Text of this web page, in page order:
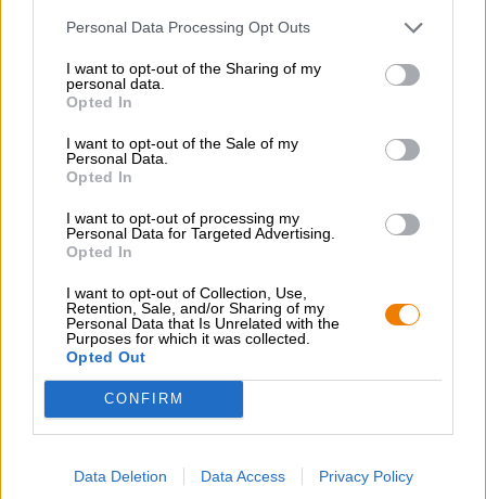
Personal Data Processing Opt Outs
I want to opt-out of the Sharing of my
personal data.
Opted In
I want to opt-out of the Sale of my
Personal Data.
Opted In
I want to opt-out of processing my
Personal Data for Targeted Advertising.
Opted In
I want to opt-out of Collection, Use,
Retention, Sale, and/or Sharing of my
Personal Data that Is Unrelated with the
Purposes for which it was collected.
Opted Out
CONFIRM
Data Deletion Data Access Privacy Policy
Koska käsityöolutliike jättää aina uusia väriroiskeita
saksalaiseen olutkulttuuriin, valikoimamme on myös
yksittäisiä yhdistelmiä ja olemme myös tehokas ja
luotettava toimittaja laajemmassa mittakaavassa.
Kun olemme toimittaneet oluesi sinulle, tarjoamme sinulle
mahdollisuuden välittää tietomme työntekijöillesi
koulutuskursseilla. Annamme myös mielellämme
minkäkin ruoan kanssa.
KIRJAUDU SISÄÄN BIEROTHEK
MYYJÄPORTAALI
Kirjaudusisäänsuoraan jälleenmyyjänä tai luo
jälleenmyyjätili. Aktivointi ei vaadi muita välivaiheita -
voit tehdä ostoksia suoraan meiltä jälleenmyyjän
ehdoilla!
ONKO VIELÄ KYSYMYKSIÄ?
rouva Jana Schinnagel